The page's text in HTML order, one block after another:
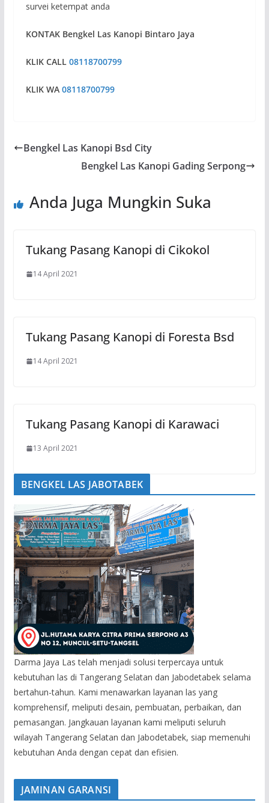
survei ketempat anda
KONTAK Bengkel Las Kanopi Bintaro Jaya
KLIK CALL 08118700799
KLIK WA 08118700799
Bengkel Las Kanopi Bsd City
Bengkel Las Kanopi Gading Serpong
Anda Juga Mungkin Suka
Tukang Pasang Kanopi di Cikokol
14 April 2021
Tukang Pasang Kanopi di Foresta Bsd
14 April 2021
Tukang Pasang Kanopi di Karawaci
13 April 2021
BENGKEL LAS JABOTABEK
Darma Jaya Las telah menjadi solusi terpercaya untuk
kebutuhan las di Tangerang Selatan dan Jabodetabek selama
bertahun-tahun. Kami menawarkan layanan las yang
komprehensif, meliputi desain, pembuatan, perbaikan, dan
pemasangan. Jangkauan layanan kami meliputi seluruh
wilayah Tangerang Selatan dan Jabodetabek, siap memenuhi
kebutuhan Anda dengan cepat dan efisien.
JAMINAN GARANSI